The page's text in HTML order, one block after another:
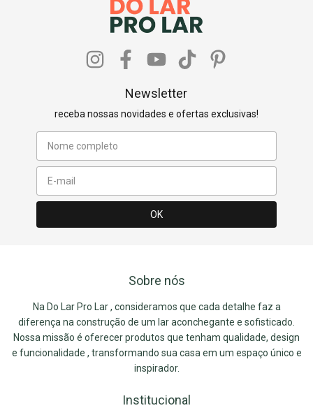
Newsletter
receba nossas novidades e ofertas exclusivas!
Sobre nós
Na Do Lar Pro Lar , consideramos que cada detalhe faz a
diferença na construção de um lar aconchegante e sofisticado.
Nossa missão é oferecer produtos que tenham qualidade, design
e funcionalidade , transformando sua casa em um espaço único e
inspirador.
Institucional